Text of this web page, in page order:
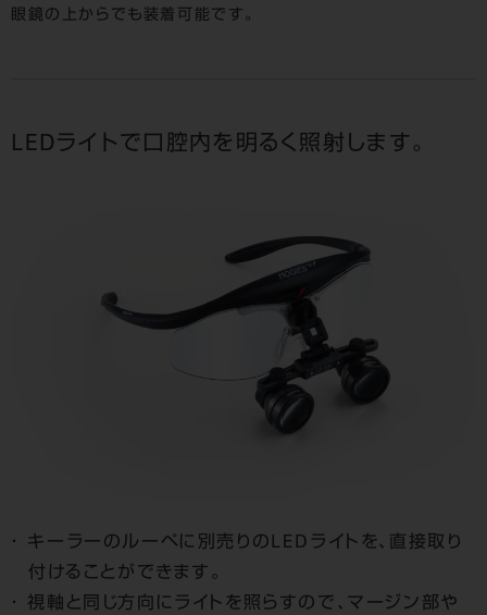
眼鏡の上からでも装着可能です。
LEDライトで口腔内を明るく照射します。
キーラーのルーペに別売りのLEDライトを、直接取り
付けることができます。
視軸と同じ方向にライトを照らすので、マージン部や